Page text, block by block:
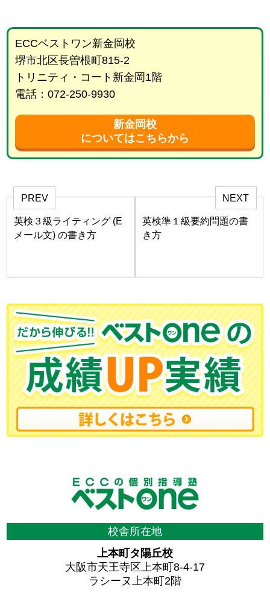
ECCベストワン新金岡校
堺市北区長曽根町815-2
トリニティ・コート新金岡1階
電話：072-250-9930
新金岡校
についてはこちらから
PREV
英検３級ライティング (E
メール文) の書き方
NEXT
英検準１級要約問題の書
き方
校舎所在地
上本町タ陽丘校
大阪市天王寺区上本町8-4-17
ラシーヌ上本町2階